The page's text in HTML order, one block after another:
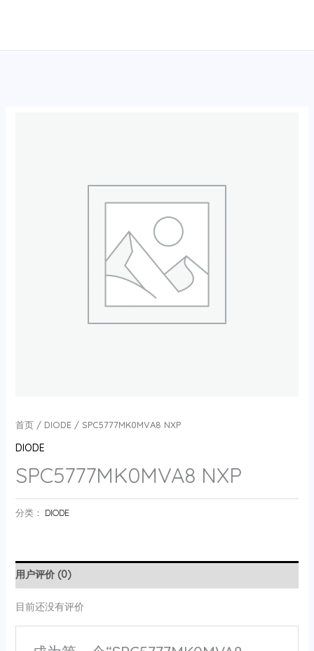
首页/ DIODE/ SPC5777MK0MVA8 NXP
DIODE
SPC5777MK0MVA8 NXP
分类： DIODE
用户评价 (0)
目前还没有评价